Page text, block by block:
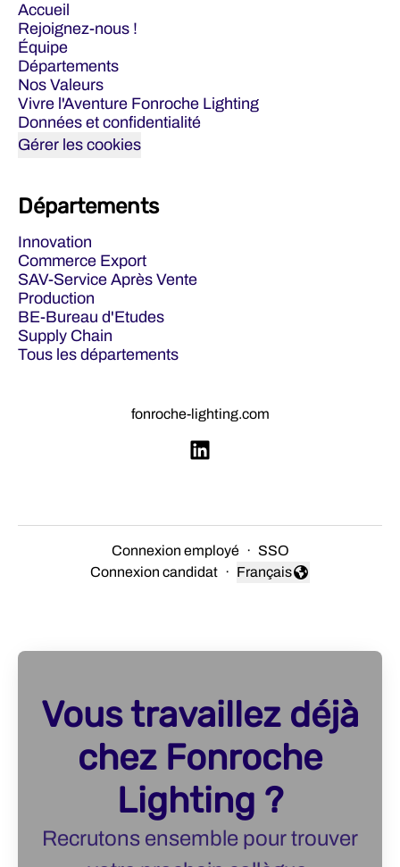
Accueil
Rejoignez-nous !
Équipe
Départements
Nos Valeurs
Vivre l'Aventure Fonroche Lighting
Données et confidentialité
Gérer les cookies
Départements
Innovation
Commerce Export
SAV-Service Après Vente
Production
BE-Bureau d'Etudes
Supply Chain
Tous les départements
fonroche-lighting.com
Connexion employé · SSO
Connexion candidat ·
Changer la langue
Français
Vous travaillez déjà
chez Fonroche
Lighting ?
Recrutons ensemble pour trouver